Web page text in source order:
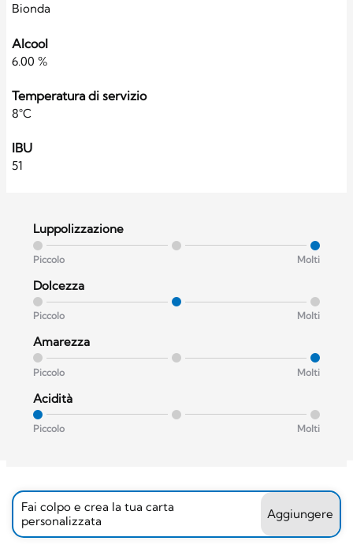
Bionda
Alcool
6.00 %
Temperatura di servizio
8°C
IBU
51
Luppolizzazione
Piccolo Molti
Dolcezza
Piccolo Molti
Amarezza
Piccolo Molti
Acidità
Piccolo Molti
Fai colpo e crea la tua carta
personalizzata
Aggiungere